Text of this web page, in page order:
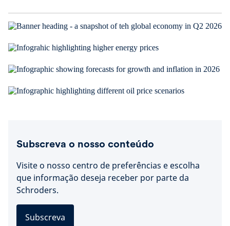
Subscreva o nosso conteúdo
Visite o nosso centro de preferências e escolha
que informação deseja receber por parte da
Schroders.
Subscreva